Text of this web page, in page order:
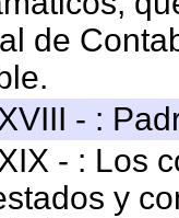
de
- :
- : Los
y